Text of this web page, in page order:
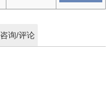
咨询/评论